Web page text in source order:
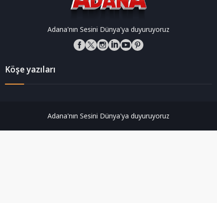
Adana'nın Sesini Dünya'ya duyuruyoruz
Köşe yazıları
Adana'nın Sesini Dünya'ya duyuruyoruz